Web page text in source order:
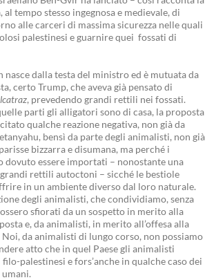
tempo stesso ingegnosa e medievale, di
alle carceri di massima sicurezza nelle quali
palestinesi e guarnire quei fossati di
nasce dalla testa del ministro ed è mutuata da
certo Trump, che aveva già pensato di
, prevedendo grandi rettili nei fossati.
parti gli alligatori sono di casa, la proposta
qualche reazione negativa, non già da
bensì da parte degli animalisti, non già
bizzarra e disumana, ma perché i
essere importati – nonostante una
rettili autoctoni – sicché le bestiole
in un ambiente diverso dal loro naturale.
degli animalisti, che condividiamo, senza
sfiorati da un sospetto in merito alla
e, da animalisti, in merito all’offesa alla
da animalisti di lungo corso, non possiamo
atto che in quel Paese gli animalisti
palestinesi e fors’anche in qualche caso dei